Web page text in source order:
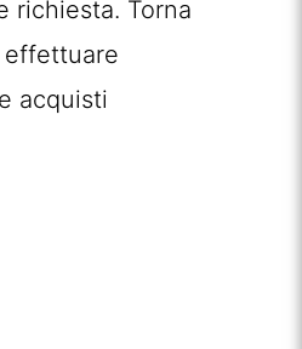
richiesta. Torna
effettuare
acquisti